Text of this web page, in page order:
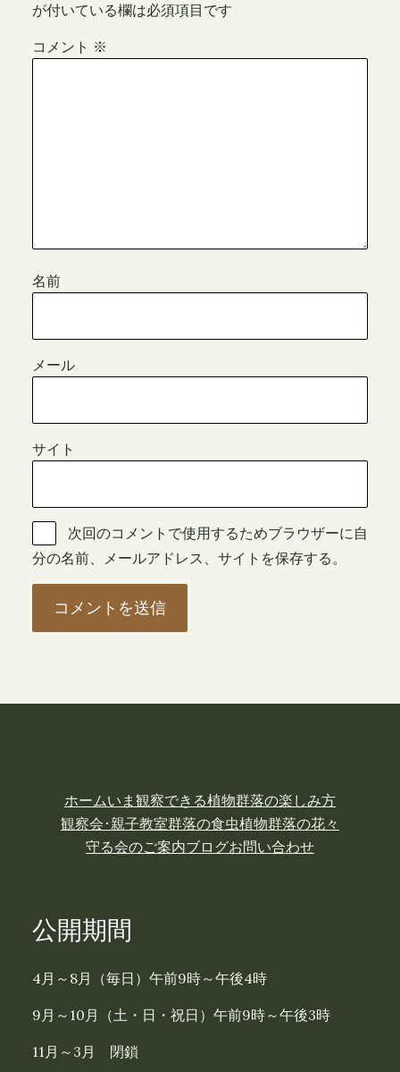
が付いている欄は必須項目です
コメント ※
名前
メール
サイト
次回のコメントで使用するためブラウザーに自
分の名前、メールアドレス、サイトを保存する。
ホームいま観察できる植物群落の楽しみ方
観察会･親子教室群落の食虫植物群落の花々
守る会のご案内ブログお問い合わせ
公開期間
4月～8月（毎日）午前9時～午後4時
9月～10月（土・日・祝日）午前9時～午後3時
11月～3月 閉鎖